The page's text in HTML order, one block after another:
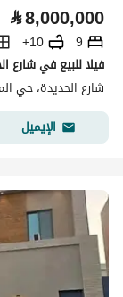
⃁8,000,000
9
10+
فيلا للبيع في شارع
شارع الحديدة، حي
الإيميل